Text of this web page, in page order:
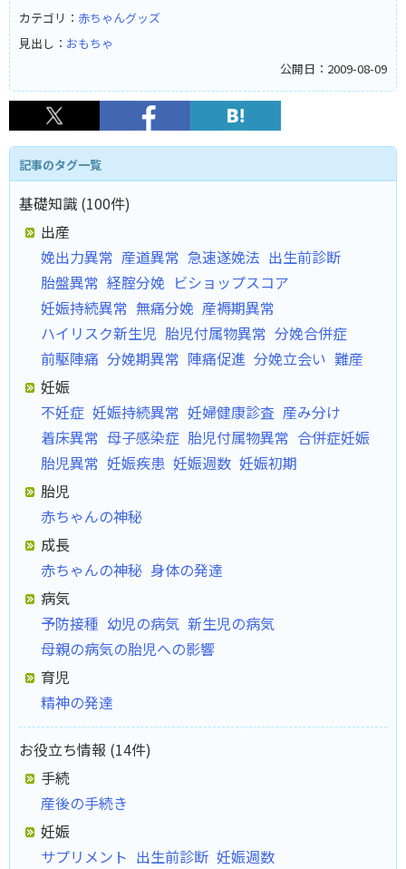
カテゴリ： 赤ちゃんグッズ
見出し： おもちゃ
公開日：2009-08-09
記事のタグ一覧
基礎知識 (100件)
出産
娩出力異常 産道異常 急速遂娩法 出生前診断
胎盤異常 経腟分娩 ビショップスコア
妊娠持続異常 無痛分娩 産褥期異常
ハイリスク新生児 胎児付属物異常 分娩合併症
前駆陣痛 分娩期異常 陣痛促進 分娩立会い 難産
妊娠
不妊症 妊娠持続異常 妊婦健康診査 産み分け
着床異常 母子感染症 胎児付属物異常 合併症妊娠
胎児異常 妊娠疾患 妊娠週数 妊娠初期
胎児
赤ちゃんの神秘
成長
赤ちゃんの神秘 身体の発達
病気
予防接種 幼児の病気 新生児の病気
母親の病気の胎児への影響
育児
精神の発達
お役立ち情報 (14件)
手続
産後の手続き
妊娠
サプリメント 出生前診断 妊娠週数